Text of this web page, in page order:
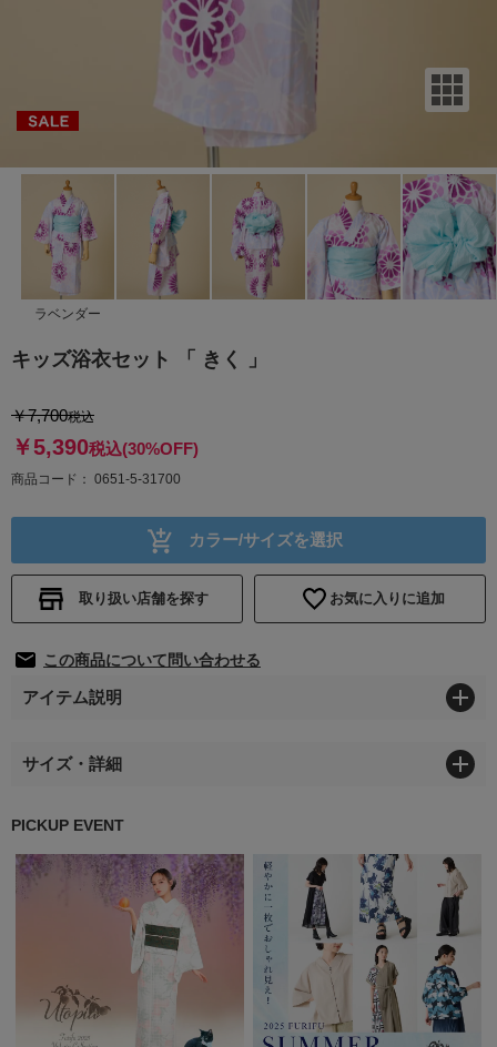
ラベンダー
キッズ浴衣セット 「 きく 」
￥7,700税込
￥5,390税込(30%OFF)
商品コード 0651-5-31700
カラー/サイズを選択
取り扱い店舗を探す お気に入りに追加
この商品について問い合わせる
アイテム説明
サイズ・詳細
PICKUP EVENT